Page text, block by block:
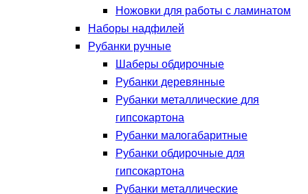
Ножовки для работы с ламинатом
Наборы надфилей
Рубанки ручные
Шаберы обдирочные
Рубанки деревянные
Рубанки металлические для
гипсокартона
Рубанки малогабаритные
Рубанки обдирочные для
гипсокартона
Рубанки металлические